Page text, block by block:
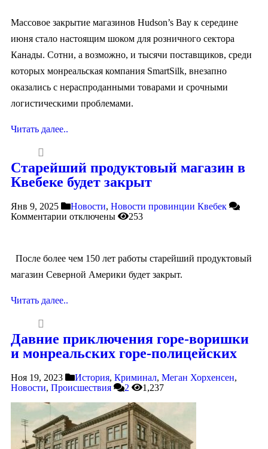
Массовое закрытие магазинов Hudson’s Bay к середине
июня стало настоящим шоком для розничного сектора
Канады. Сотни, а возможно, и тысячи поставщиков, среди
которых монреальская компания SmartSilk, внезапно
оказались с нераспроданными товарами и срочными
логистическими проблемами.
Читать далее..
Старейший продуктовый магазин в
Квебеке будет закрыт
Янв 9, 2025 Новости, Новости провинции Квебек
Комментарии отключены 253
После более чем 150 лет работы старейший продуктовый
магазин Северной Америки будет закрыт.
Читать далее..
Давние приключения горе-воришки
и монреальских горе-полицейских
Ноя 19, 2023 История, Криминал, Меган Хорхенсен,
Новости, Происшествия 2 1,237